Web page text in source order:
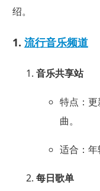
绍。
1. 流行音乐频道
音乐共享站
特点：
曲。
适合：年
每日歌单